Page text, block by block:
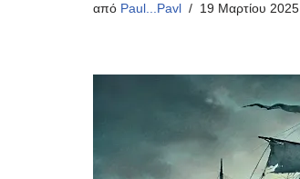
από Paul...Pavl 19 Μαρτίου 2025